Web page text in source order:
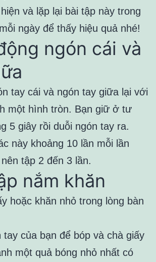
và lặp lại bài tập này trong
ngày để thấy hiệu quả nhé!
ngón cái và
tay cái và ngón tay giữa lại với
một hình tròn. Bạn giữ ở tư
5 giây rồi duỗi ngón tay ra.
này khoảng 10 lần mỗi lần
tập 2 đến 3 lần.
nắm khăn
hoặc khăn nhỏ trong lòng bàn
tay của bạn để bóp và chà giấy
một quả bóng nhỏ nhất có